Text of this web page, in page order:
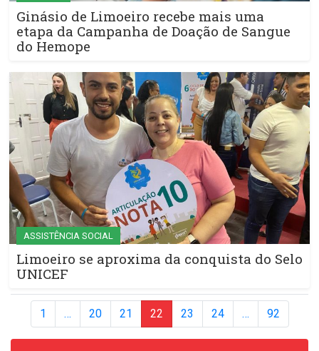
Ginásio de Limoeiro recebe mais uma
etapa da Campanha de Doação de Sangue
do Hemope
ASSISTÊNCIA SOCIAL
Limoeiro se aproxima da conquista do Selo
UNICEF
1 … 20 21 22 23 24 … 92